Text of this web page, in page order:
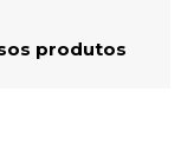
produtos